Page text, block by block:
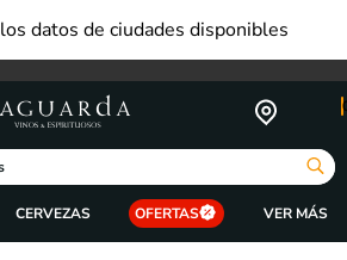
datos de ciudades disponibles
CERVEZAS OFERTAS